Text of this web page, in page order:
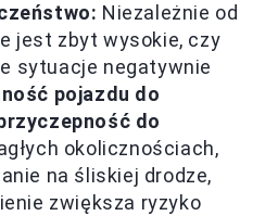
Niezależnie od
jest zbyt wysokie, czy
sytuacje negatywnie
pojazdu do
do
okolicznościach,
na śliskiej drodze,
zwiększa ryzyko